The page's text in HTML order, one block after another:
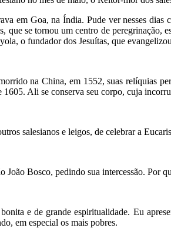
em Goa, na Índia. Pude ver nesses
que se tornou um centro de
o fundador dos Jesuítas, que
na China, em 1552, suas relíquias
1605. Ali se conserva seu corpo, cuja
salesianos e leigos, de celebrar a
João Bosco, pedindo sua intercessão.
e de grande espiritualidade. Eu
em especial os mais pobres.